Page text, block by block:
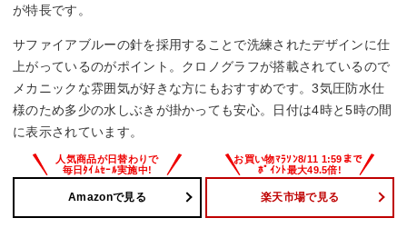
が特長です。
サファイアブルーの針を採用することで洗練されたデザインに仕
上がっているのがポイント。クロノグラフが搭載されているので
メカニックな雰囲気が好きな方にもおすすめです。3気圧防水仕
様のため多少の水しぶきが掛かっても安心。日付は4時と5時の間
に表示されています。
Amazonで見る 楽天市場で見る